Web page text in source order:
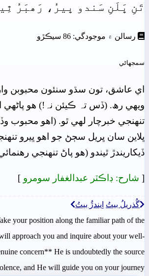
تَنِ ڀَلَنِ سَندو ڀيرُ، رَھبَرُ
رسالن ۾ موجودگي: 86 سيڪڙو
سمجهاڻي
اي عاشق، تون سڌو سنئون محبوبن
ويھي رھ. (ڏس تہ ڪيئن نہ!) هو پاڻهي
تنھنجي خبرچار لھي ٿو. (اهو محبوب
ڀلاين سان ڀريل سڄڻ جو اهو ڀيرو
ڏيکاريندڙ ٿيندو (هو پاڻ تنھنجي
[ شارح: ڊاڪٽر عبدالغفار سومرو ]
گُذريلُ بيتُ اِيندڙُ بيتُ
your position along the familiar path of the
approach you and inquire about your well-
concern** He is undoubtedly the source
and He will guide you on your journey**